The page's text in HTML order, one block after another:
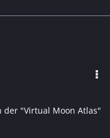
der "Virtual Moon Atlas"